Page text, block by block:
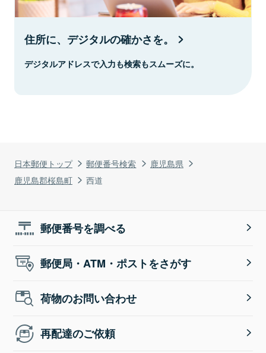
日本郵便トップ 郵便番号検索
鹿児島県
鹿児島郡桜島町
西道
住所に、デジタルの確かさを。
デジタルアドレスで入力も検索もスムーズに。
郵便番号を調べる
郵便局・ATM・ポストをさがす
荷物のお問い合わせ
再配達のご依頼